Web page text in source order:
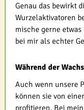
Genau das bewirkt
Wurzelaktivatoren
mische gerne
bei mir als echter
Während der
Auch wenn unsere
können sie von